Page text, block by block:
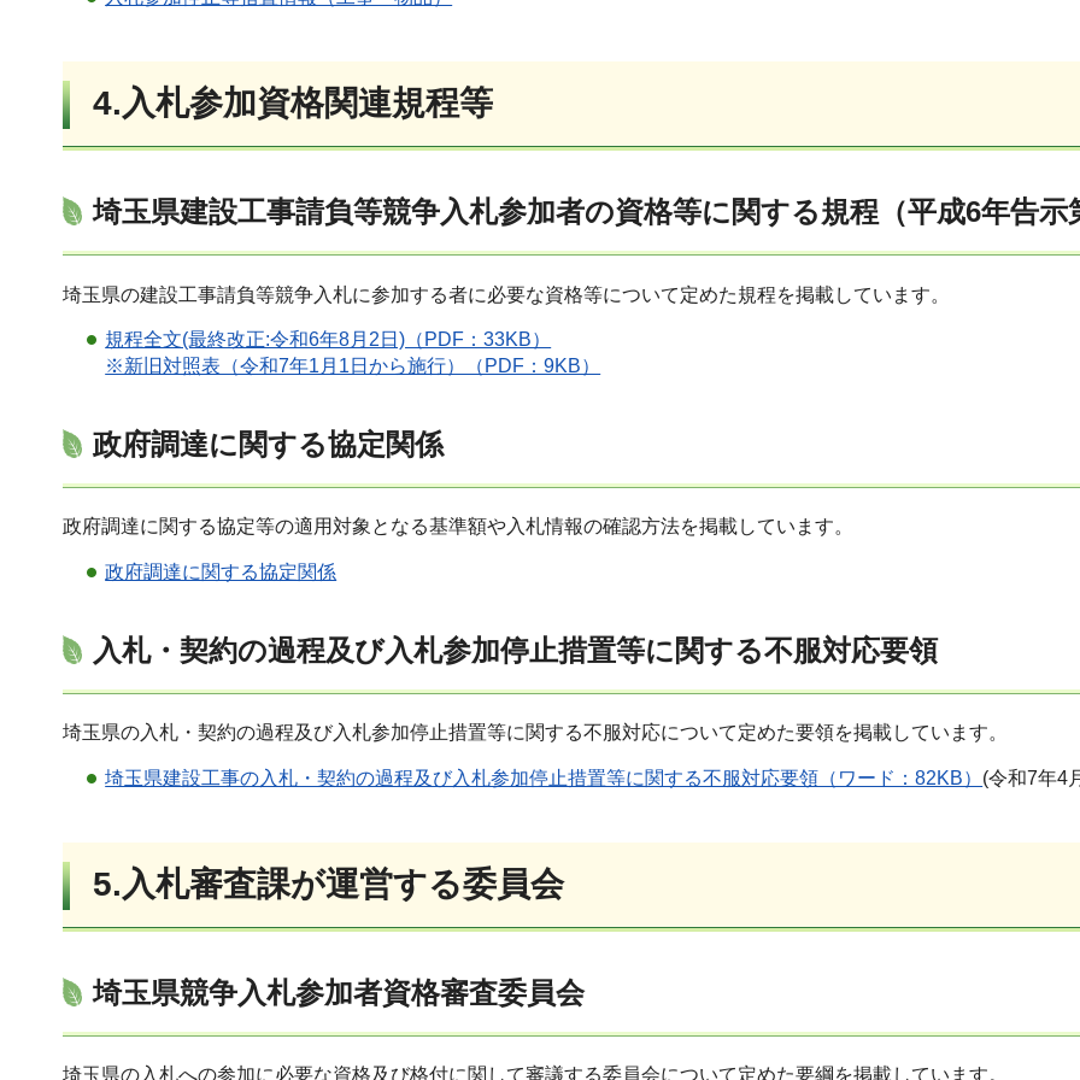
4.入札参加資格関連規程等
埼玉県建設工事請負等競争入札参加者の資格等に関する規程（平成6年告示
埼玉県の建設工事請負等競争入札に参加する者に必要な資格等について定めた規程を掲載しています。
規程全文(最終改正:令和6年8月2日)（PDF：33KB）
※新旧対照表（令和7年1月1日から施行）（PDF：9KB）
政府調達に関する協定関係
政府調達に関する協定等の適用対象となる基準額や入札情報の確認方法を掲載しています。
政府調達に関する協定関係
入札・契約の過程及び入札参加停止措置等に関する不服対応要領
埼玉県の入札・契約の過程及び入札参加停止措置等に関する不服対応について定めた要領を掲載しています。
埼玉県建設工事の入札・契約の過程及び入札参加停止措置等に関する不服対応要領（ワード：82KB） (令和7年4
5.入札審査課が運営する委員会
埼玉県競争入札参加者資格審査委員会
埼玉県の入札への参加に必要な資格及び格付に関して審議する委員会について定めた要綱を掲載しています。